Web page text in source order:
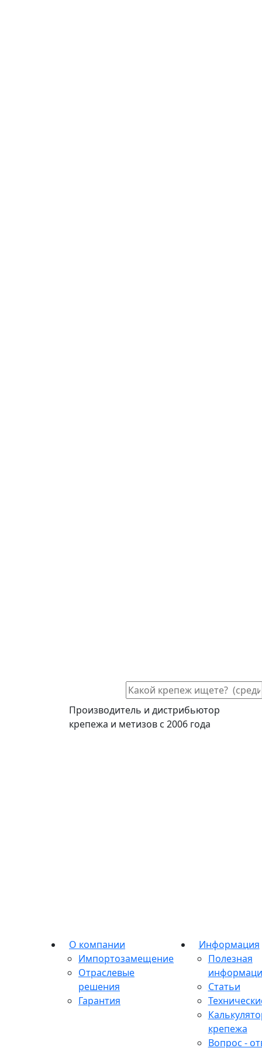
Производитель и дистрибьютор
крепежа и метизов с 2006 года
О компании
Импортозамещение
Отраслевые
решения
Гарантия
Информация
Полезная
Статьи
крепежа
Вопрос -